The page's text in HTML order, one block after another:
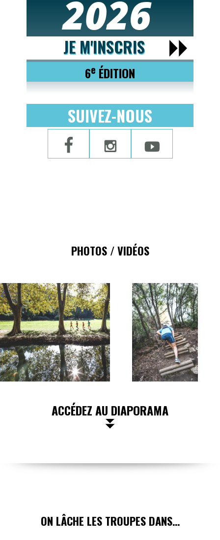
2026
JE M'INSCRIS
6e ÉDITION
SUIVEZ-NOUS
PHOTOS / VIDÉOS
ACCÉDEZ AU DIAPORAMA
ON LÂCHE LES TROUPES DANS…